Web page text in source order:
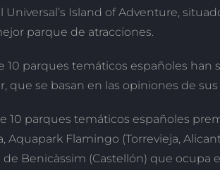
Universal’s Island of Adventure,
parque de atracciones.
10 parques temáticos españoles han
que se basan en las opiniones de
10 parques temáticos españoles
Aquapark Flamingo (Torrevieja,
de Benicàssim (Castellón) que